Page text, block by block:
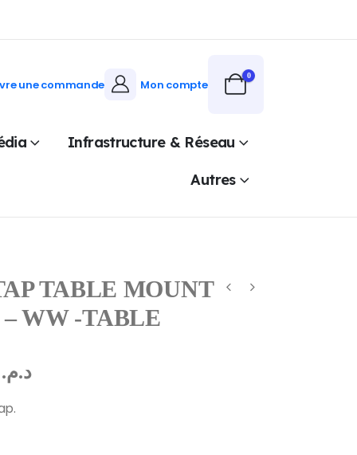
une commande Mon compte
0
Infrastructure & Réseau
Autres
TABLE MOUNT
– WW -TABLE
د.م.